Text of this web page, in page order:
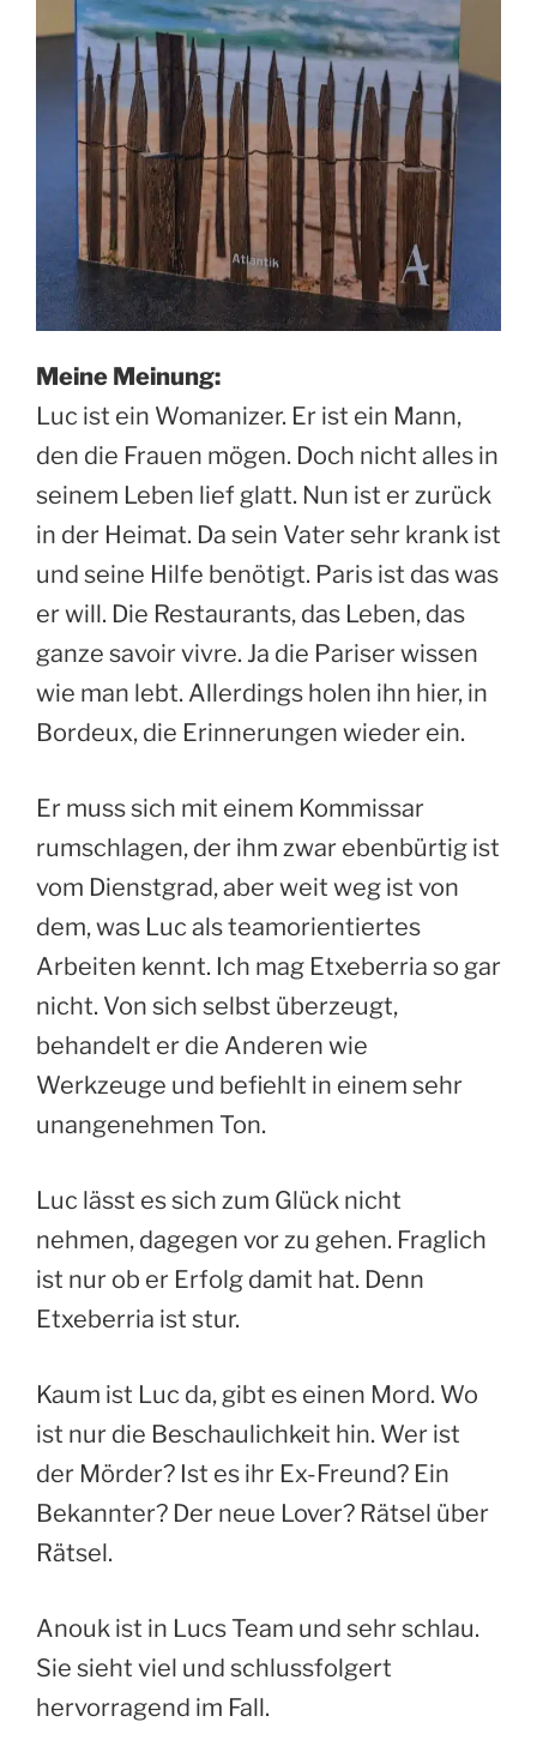
Meine Meinung:
Luc ist ein Womanizer. Er ist ein Mann,
den die Frauen mögen. Doch nicht alles in
seinem Leben lief glatt. Nun ist er zurück
in der Heimat. Da sein Vater sehr krank ist
und seine Hilfe benötigt. Paris ist das was
er will. Die Restaurants, das Leben, das
ganze savoir vivre. Ja die Pariser wissen
wie man lebt. Allerdings holen ihn hier, in
Bordeux, die Erinnerungen wieder ein.
Er muss sich mit einem Kommissar
rumschlagen, der ihm zwar ebenbürtig ist
vom Dienstgrad, aber weit weg ist von
dem, was Luc als teamorientiertes
Arbeiten kennt. Ich mag Etxeberria so gar
nicht. Von sich selbst überzeugt,
behandelt er die Anderen wie
Werkzeuge und befiehlt in einem sehr
unangenehmen Ton.
Luc lässt es sich zum Glück nicht
nehmen, dagegen vor zu gehen. Fraglich
ist nur ob er Erfolg damit hat. Denn
Etxeberria ist stur.
Kaum ist Luc da, gibt es einen Mord. Wo
ist nur die Beschaulichkeit hin. Wer ist
der Mörder? Ist es ihr Ex-Freund? Ein
Bekannter? Der neue Lover? Rätsel über
Rätsel.
Anouk ist in Lucs Team und sehr schlau.
Sie sieht viel und schlussfolgert
hervorragend im Fall.